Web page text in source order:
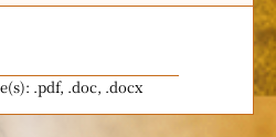
.pdf, .doc, .docx